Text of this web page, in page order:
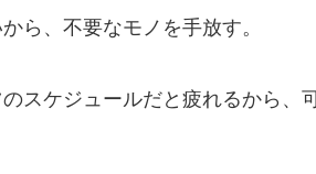
ら、不要なモノを手放す。
スケジュールだと疲れるから、